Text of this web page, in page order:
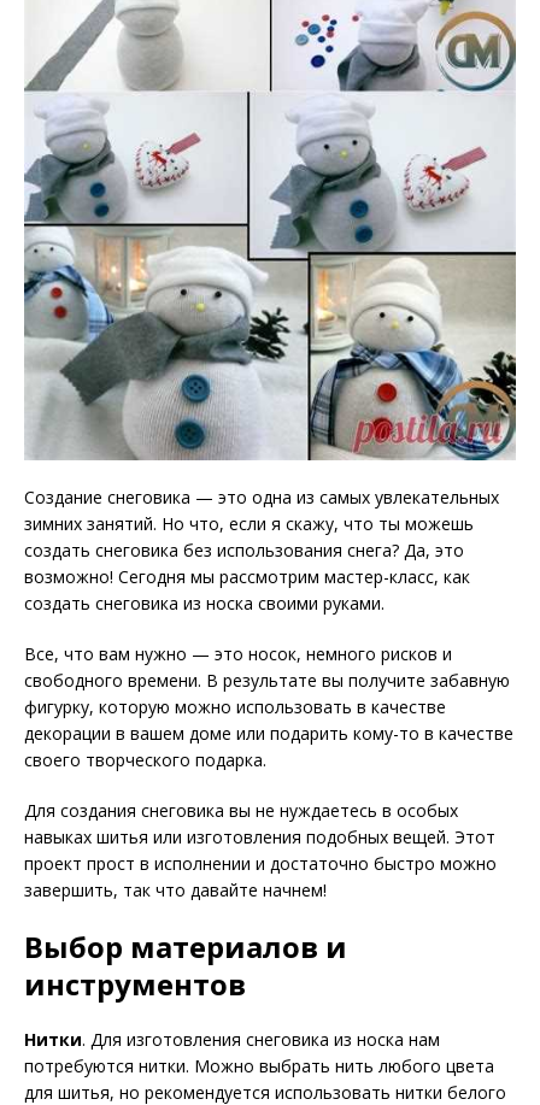
Создание снеговика — это одна из самых увлекательных
зимних занятий. Но что, если я скажу, что ты можешь
создать снеговика без использования снега? Да, это
возможно! Сегодня мы рассмотрим мастер-класс, как
создать снеговика из носка своими руками.
Все, что вам нужно — это носок, немного рисков и
свободного времени. В результате вы получите забавную
фигурку, которую можно использовать в качестве
декорации в вашем доме или подарить кому-то в качестве
своего творческого подарка.
Для создания снеговика вы не нуждаетесь в особых
навыках шитья или изготовления подобных вещей. Этот
проект прост в исполнении и достаточно быстро можно
завершить, так что давайте начнем!
Выбор материалов и
инструментов
Нитки. Для изготовления снеговика из носка нам
потребуются нитки. Можно выбрать нить любого цвета
для шитья, но рекомендуется использовать нитки белого